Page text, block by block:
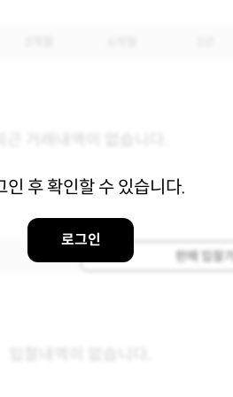
인 후 확인할 수 있습니다.
로그인
판매 입찰가